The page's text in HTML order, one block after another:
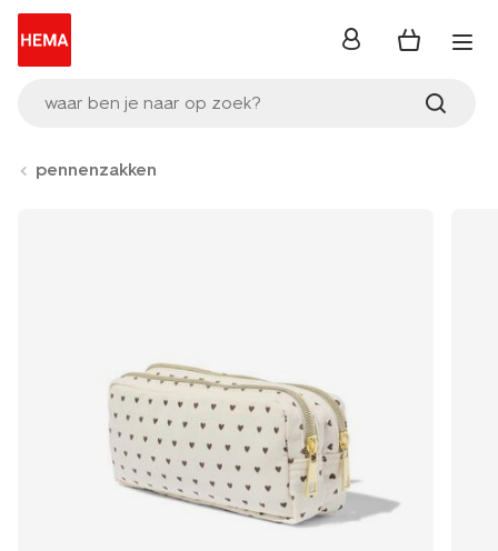
waar ben je naar op zoek?
inloggen
pennenzakken